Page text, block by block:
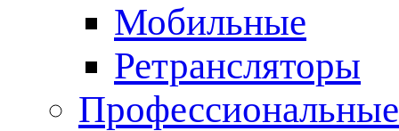
Мобильные
Ретрансляторы